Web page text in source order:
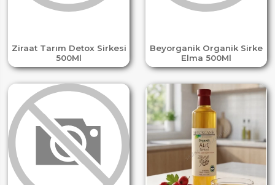
Ziraat Tarım Detox Sirkesi
500Ml
Beyorganik Organik Sirke
Elma 500Ml